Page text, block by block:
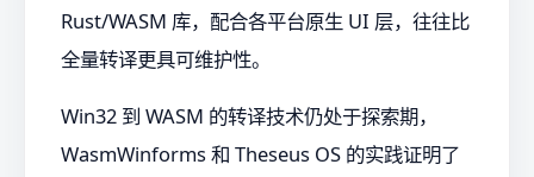
Rust/WASM 库，配合各平台原生 UI 层，往往比
全量转译更具可维护性。
Win32 到 WASM 的转译技术仍处于探索期，
WasmWinforms 和 Theseus OS 的实践证明了